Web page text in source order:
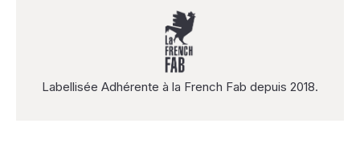
Labellisée Adhérente à la French Fab depuis 2018.